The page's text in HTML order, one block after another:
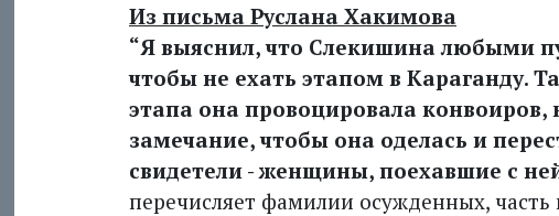
Из письма Руслана Хакимова
“Я выяснил, что Слекишина любыми
чтобы не ехать этапом в Караганду.
этапа она провоцировала конвоиров,
замечание, чтобы она оделась и
свидетели - женщины, поехавшие с
перечисляет фамилии осуж­денных, часть